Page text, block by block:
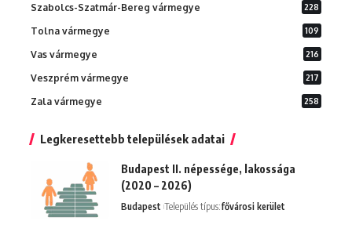
Szabolcs-Szatmár-Bereg vármegye 228
Tolna vármegye 109
Vas vármegye 216
Veszprém vármegye 217
Zala vármegye 258
Legkeresettebb települések adatai
Budapest II. népessége, lakossága
(2020 – 2026)
Budapest Település típus:fővárosi kerület